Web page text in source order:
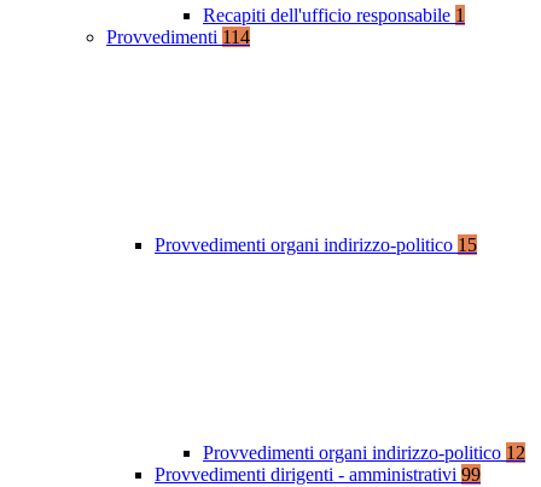
Recapiti dell'ufficio responsabile 1
Provvedimenti 114
Provvedimenti organi indirizzo-politico 15
Provvedimenti organi indirizzo-politico 12
Provvedimenti dirigenti - amministrativi 99